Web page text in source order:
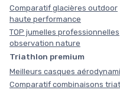
Comparatif glacières outdoor
haute performance
TOP jumelles professionnelles
observation nature
Triathlon premium
Meilleurs casques
Comparatif combinaisons